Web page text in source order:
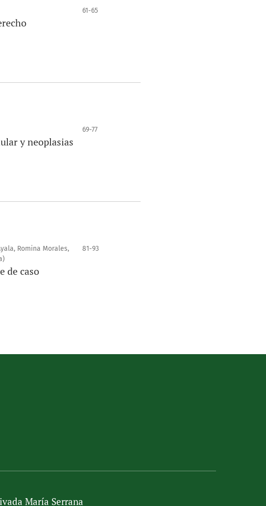
61-65
69-77
y neoplasias
Romina Morales,
81-93
de caso
María Serrana